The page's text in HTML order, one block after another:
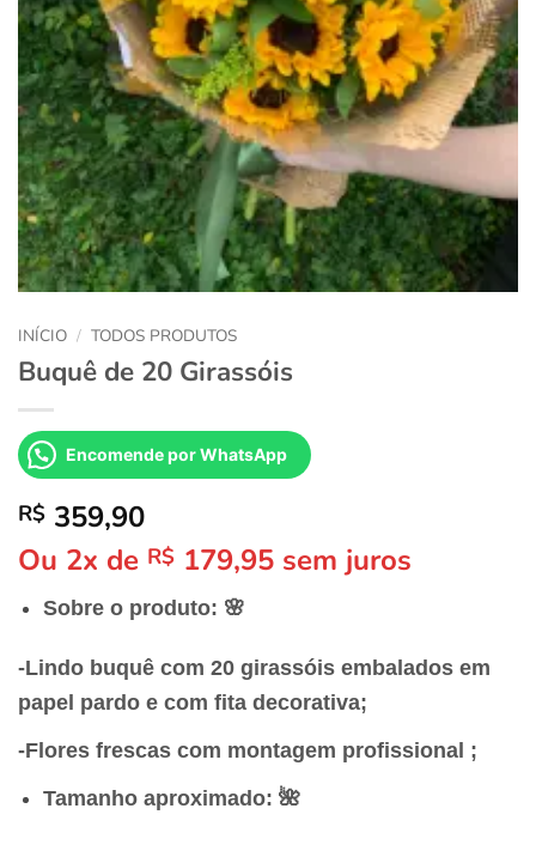
INÍCIO / TODOS PRODUTOS
Buquê de 20 Girassóis
Encomende por WhatsApp
R$ 359,90
Ou 2x de R$ 179,95 sem juros
Sobre o produto: 🌸
-Lindo buquê com 20 girassóis embalados em
papel pardo e com fita decorativa;
-Flores frescas com montagem profissional ;
Tamanho aproximado: 🌺